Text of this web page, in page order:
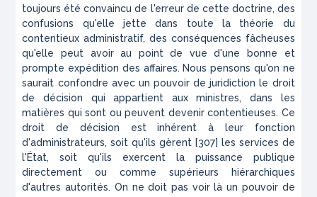
toujours été convaincu de l'erreur de cette doctrine, des
confusions qu'elle jette dans toute la théorie du
contentieux administratif, des conséquences fâcheuses
qu'elle peut avoir au point de vue d'une bonne et
prompte expédition des affaires. Nous pensons qu'on ne
saurait confondre avec un pouvoir de juridiction le droit
de décision qui appartient aux ministres, dans les
matières qui sont ou peuvent devenir contentieuses. Ce
droit de décision est inhérent à leur fonction
d'administrateurs, soit qu'ils gèrent [307] les services de
l'État, soit qu'ils exercent la puissance publique
directement ou comme supérieurs hiérarchiques
d'autres autorités. On ne doit pas voir là un pouvoir de